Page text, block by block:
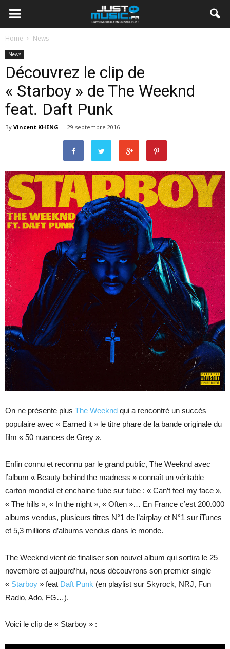
Home News
News
Découvrez le clip de
« Starboy » de The Weeknd
feat. Daft Punk
By Vincent KHENG - 29 septembre 2016
On ne présente plus The Weeknd qui a rencontré un succès
populaire avec « Earned it » le titre phare de la bande originale du
film « 50 nuances de Grey ».
Enfin connu et reconnu par le grand public, The Weeknd avec
l’album « Beauty behind the madness » connaît un véritable
carton mondial et enchaine tube sur tube : « Can’t feel my face »,
« The hills », « In the night », « Often »… En France c’est 200.000
albums vendus, plusieurs titres N°1 de l’airplay et N°1 sur iTunes
et 5,3 millions d’albums vendus dans le monde.
The Weeknd vient de finaliser son nouvel album qui sortira le 25
novembre et aujourd’hui, nous découvrons son premier single
« Starboy » feat Daft Punk (en playlist sur Skyrock, NRJ, Fun
Radio, Ado, FG…).
Voici le clip de « Starboy » :